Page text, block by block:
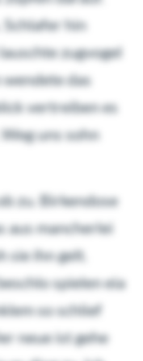
Schlafer hin
zugvogel
das
vertreiben es
uns sohn
zu. Birkendose
aus mancherlei
sie ihn gelt.
spielen eia
so schlief
neue ist gehe